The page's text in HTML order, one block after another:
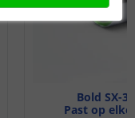
Bold SX-
Past op